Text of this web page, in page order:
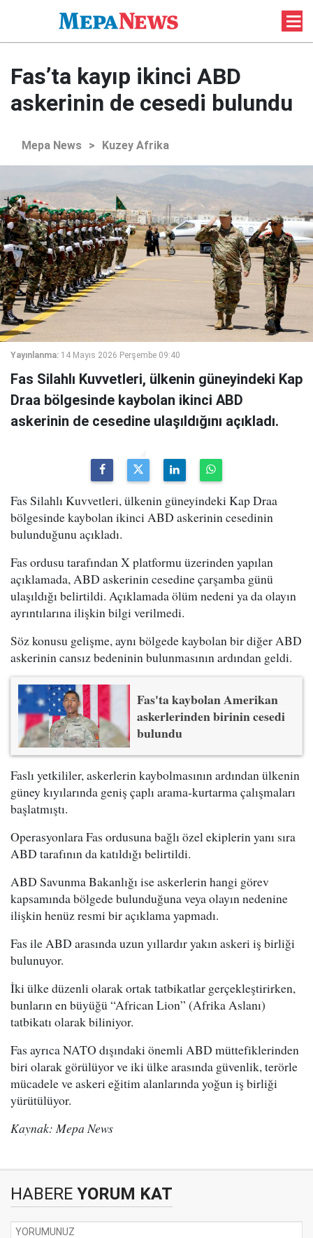
Fas’ta kayıp ikinci ABD
askerinin de cesedi bulundu
Mepa News > Kuzey Afrika
Yayınlanma: 14 Mayıs 2026 Perşembe 09:40
Fas Silahlı Kuvvetleri, ülkenin güneyindeki Kap
Draa bölgesinde kaybolan ikinci ABD
askerinin de cesedine ulaşıldığını açıkladı.
Fas Silahlı Kuvvetleri, ülkenin güneyindeki Kap Draa
bölgesinde kaybolan ikinci ABD askerinin cesedinin
bulunduğunu açıkladı.
Fas ordusu tarafından X platformu üzerinden yapılan
açıklamada, ABD askerinin cesedine çarşamba günü
ulaşıldığı belirtildi. Açıklamada ölüm nedeni ya da olayın
ayrıntılarına ilişkin bilgi verilmedi.
Söz konusu gelişme, aynı bölgede kaybolan bir diğer ABD
askerinin cansız bedeninin bulunmasının ardından geldi.
Fas'ta kaybolan Amerikan
askerlerinden birinin cesedi
bulundu
Faslı yetkililer, askerlerin kaybolmasının ardından ülkenin
güney kıyılarında geniş çaplı arama-kurtarma çalışmaları
başlatmıştı.
Operasyonlara Fas ordusuna bağlı özel ekiplerin yanı sıra
ABD tarafının da katıldığı belirtildi.
ABD Savunma Bakanlığı ise askerlerin hangi görev
kapsamında bölgede bulunduğuna veya olayın nedenine
ilişkin henüz resmi bir açıklama yapmadı.
Fas ile ABD arasında uzun yıllardır yakın askeri iş birliği
bulunuyor.
İki ülke düzenli olarak ortak tatbikatlar gerçekleştirirken,
bunların en büyüğü “African Lion” (Afrika Aslanı)
tatbikatı olarak biliniyor.
Fas ayrıca NATO dışındaki önemli ABD müttefiklerinden
biri olarak görülüyor ve iki ülke arasında güvenlik, terörle
mücadele ve askeri eğitim alanlarında yoğun iş birliği
yürütülüyor.
Kaynak: Mepa News
HABERE YORUM KAT